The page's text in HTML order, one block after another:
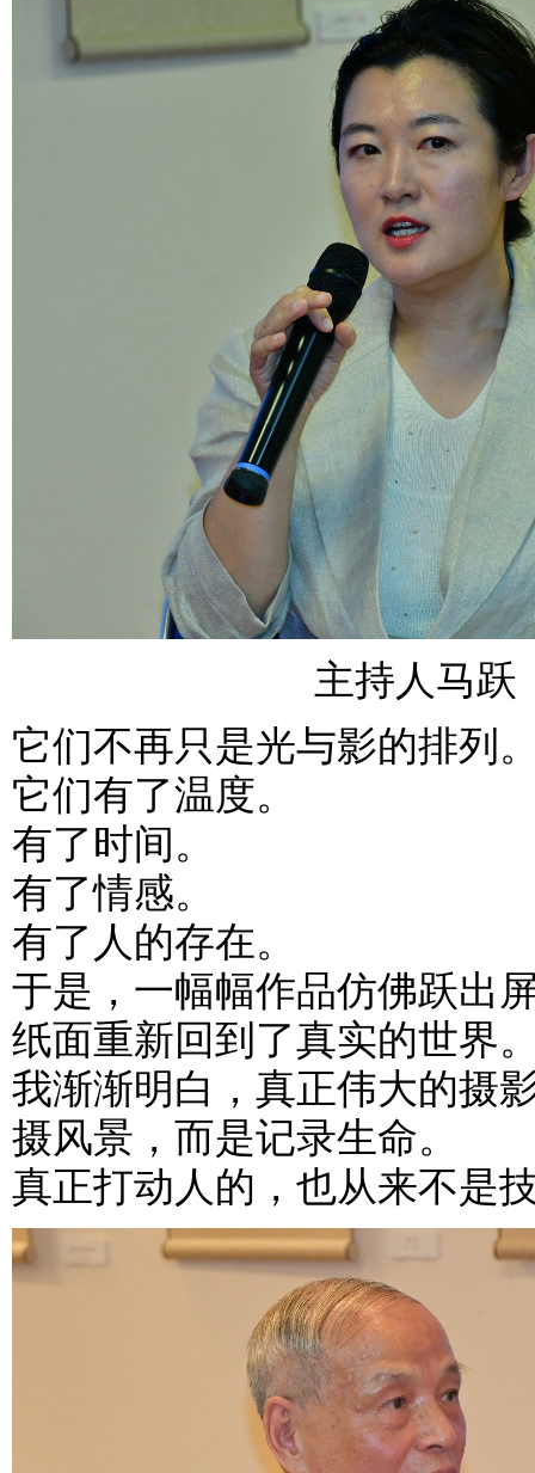
主持人马跃
它们不再只是光与影的排列
它们有了温度。
有了时间。
有了情感。
有了人的存在。
于是，一幅幅作品仿佛跃出
纸面重新回到了真实的世界
我渐渐明白，真正伟大的摄
摄风景，而是记录生命。
真正打动人的，也从来不是